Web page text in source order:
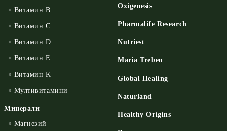
Витамин B
Витамин C
Витамин D
Витамин E
Витамин K
Мултивитамини
Минерали
Магнезий
Oxigenesis
Pharmalife Research
Nutriest
Maria Treben
Global Healing
Naturland
Healthy Origins